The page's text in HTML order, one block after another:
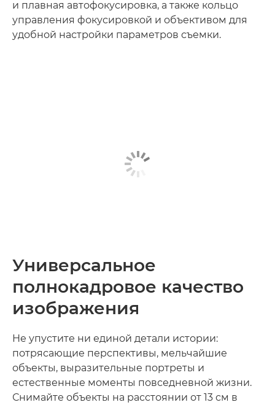
и плавная автофокусировка, а также кольцо
управления фокусировкой и объективом для
удобной настройки параметров съемки.
Универсальное
полнокадровое качество
изображения
Не упустите ни единой детали истории:
потрясающие перспективы, мельчайшие
объекты, выразительные портреты и
естественные моменты повседневной жизни.
Снимайте объекты на расстоянии от 13 см в